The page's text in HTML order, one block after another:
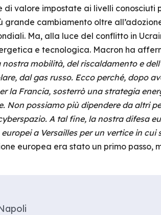
valore impostate ai livelli conosciuti
cambiamento oltre
Ma, alla luce del conflitto in
e tecnologica. Macron ha
mobilità, del riscaldamento e
dal gas russo. Ecco perché, dopo
la Francia, sosterrò una strategia
Non possiamo più dipendere da altri
A tal fine, la nostra difesa
a Versailles per un vertice in cui
europea era stato un primo passo,